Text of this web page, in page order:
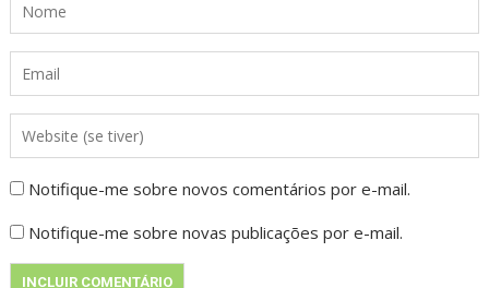
Notifique-me sobre novos comentários por e-mail.
Notifique-me sobre novas publicações por e-mail.